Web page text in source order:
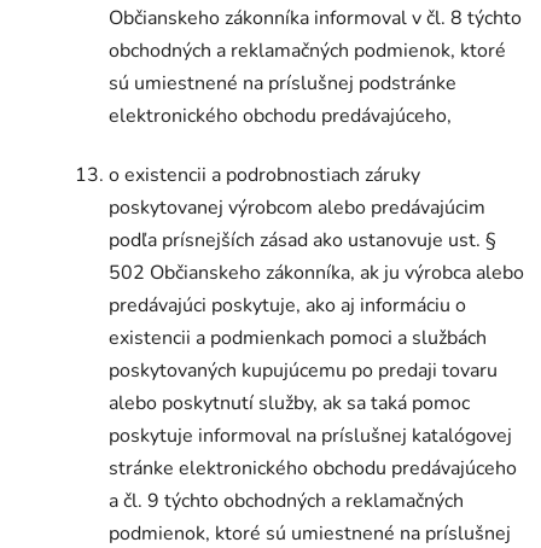
Občianskeho zákonníka informoval v čl. 8 týchto
obchodných a reklamačných podmienok, ktoré
sú umiestnené na príslušnej podstránke
elektronického obchodu predávajúceho,
o existencii a podrobnostiach záruky
poskytovanej výrobcom alebo predávajúcim
podľa prísnejších zásad ako ustanovuje ust. §
502 Občianskeho zákonníka, ak ju výrobca alebo
predávajúci poskytuje, ako aj informáciu o
existencii a podmienkach pomoci a službách
poskytovaných kupujúcemu po predaji tovaru
alebo poskytnutí služby, ak sa taká pomoc
poskytuje informoval na príslušnej katalógovej
stránke elektronického obchodu predávajúceho
a čl. 9 týchto obchodných a reklamačných
podmienok, ktoré sú umiestnené na príslušnej